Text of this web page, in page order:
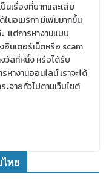
นเรื่องที่ยากและเสีย
ในอเมริกา มีเพิ่มมากขึ้น
แต่การหางานแบบ
นเตอร์เน็ตหรือ scam
วัลที่หนึ่ง หรือได้รับ
างานออนไลน์ เราจะได้
จายทั่วไปตามเว็บไซต์
ทย